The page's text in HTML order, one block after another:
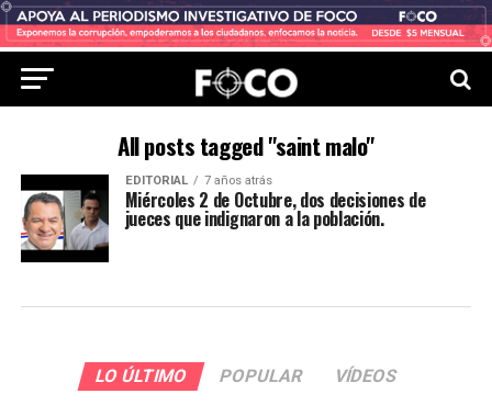
All posts tagged "saint malo"
EDITORIAL 7 años atrás
Miércoles 2 de Octubre, dos decisiones de
jueces que indignaron a la población.
LO ÚLTIMO POPULAR VÍDEOS